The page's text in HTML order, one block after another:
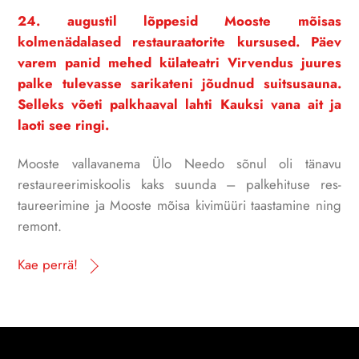
24. augustil lõppesid Mooste mõisas
kolmenädalased restauraatorite kursused. Päev
varem panid mehed kü­lateatri Virvendus juures
pal­ke tulevasse sarikateni jõud­nud suitsusauna.
Selleks võeti palkhaaval lahti Kauksi vana ait ja
laoti see ringi.
Mooste vallavanema Ülo Needo sõnul oli tänavu
restaureerimiskoolis kaks suunda – palkehituse res­
taureerimine ja Mooste mõisa kivimüüri taastami­ne ning
remont.
Kae perrä!